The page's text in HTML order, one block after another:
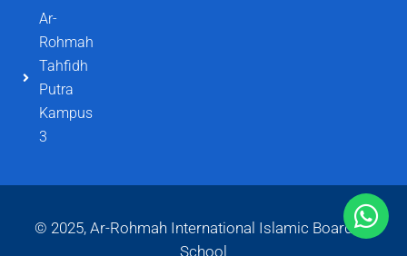
Ar-
Rohmah
Tahfidh
Putra
Kampus
3
© 2025, Ar-Rohmah International Islamic Boarding
School